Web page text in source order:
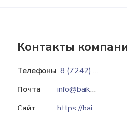
Контакты
Телефоны
8 (7242) 55-11-40
Почта
info@baiken-u.kazatomprom.kz
Сайт
https://baiken-u.kazatomprom.kz